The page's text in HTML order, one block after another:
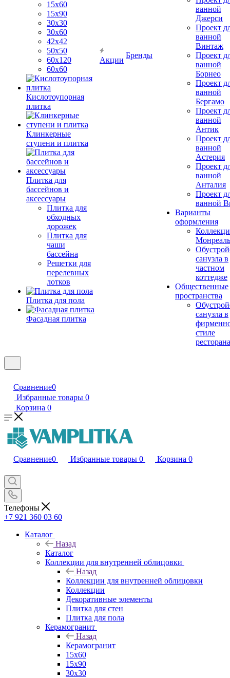
15х60
15x90
30х30
30х60
42х42
50х50
60х120
60х60
Кислотоупорная
плитка
Клинкерные
ступени и плитка
Плитка для
бассейнов и
аксессуары
Плитка для
обходных
дорожек
Плитка для
чаши
бассейна
Решетки для
перелевных
лотков
Плитка для пола
Фасадная плитка
Акции
Бренды
ванной
Джерси
Проект
ванной
Винтаж
Проект
ванной
Борнео
Проект
ванной
Бергамо
Проект
ванной
Антик
Проект
ванной
Астерия
Проект
ванной
Анталия
Проект
ванной
Варианты
оформления
Монреаль
санузла в
частном
коттедже
Общественные
пространства
санузла в
стиле
ресторана
Сравнение0
Избранные товары 0
Корзина 0
Сравнение0 Избранные товары 0 Корзина 0
Телефоны
+7 921 360 03 60
Каталог
Назад
Каталог
Коллекции для внутренней облицовки
Назад
Коллекции для внутренней облицовки
Коллекции
Декоративные элементы
Плитка для стен
Плитка для пола
Керамогранит
Назад
Керамогранит
15х60
15x90
30х30